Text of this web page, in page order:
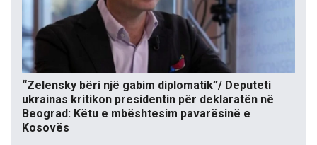
“Zelensky bëri një gabim diplomatik”/ Deputeti
ukrainas kritikon presidentin për deklaratën në
Beograd: Këtu e mbështesim pavarësinë e
Kosovës